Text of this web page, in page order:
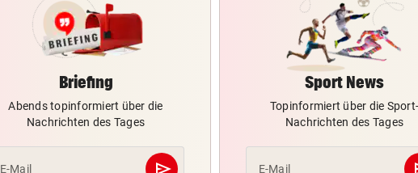
Briefing
Abends topinformiert über die
Nachrichten des Tages
E-Mail
Sport News
Topinformiert über die Sport-
Nachrichten des Tages
E-Mail